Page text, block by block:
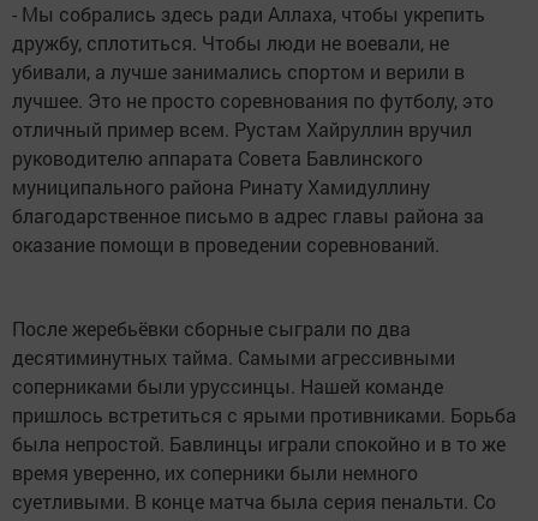
- Мы собрались здесь ради Аллаха, чтобы укрепить
дружбу, сплотиться. Чтобы люди не воевали, не
убивали, а лучше занимались спортом и верили в
лучшее. Это не просто соревнования по футболу, это
отличный пример всем. Рустам Хайруллин вручил
руководителю аппарата Совета Бавлинского
муниципального района Ринату Хамидуллину
благодарственное письмо в адрес главы района за
оказание помощи в проведении соревнований.
После жеребьёвки сборные сыграли по два
десятиминутных тайма. Самыми агрессивными
соперниками были уруссинцы. Нашей команде
пришлось встретиться с ярыми противниками. Борьба
была непростой. Бавлинцы играли спокойно и в то же
время уверенно, их соперники были немного
суетливыми. В конце матча была серия пенальти. Со